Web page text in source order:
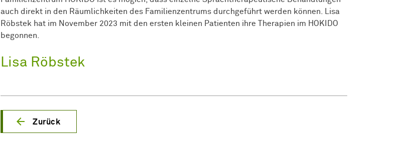
auch direkt in den Räumlichkeiten des Familienzentrums durchgeführt werden können. Lisa
Röbstek hat im November 2023 mit den ersten kleinen Patienten ihre Therapien im HOKIDO
begonnen.
Lisa Röbstek
Zurück